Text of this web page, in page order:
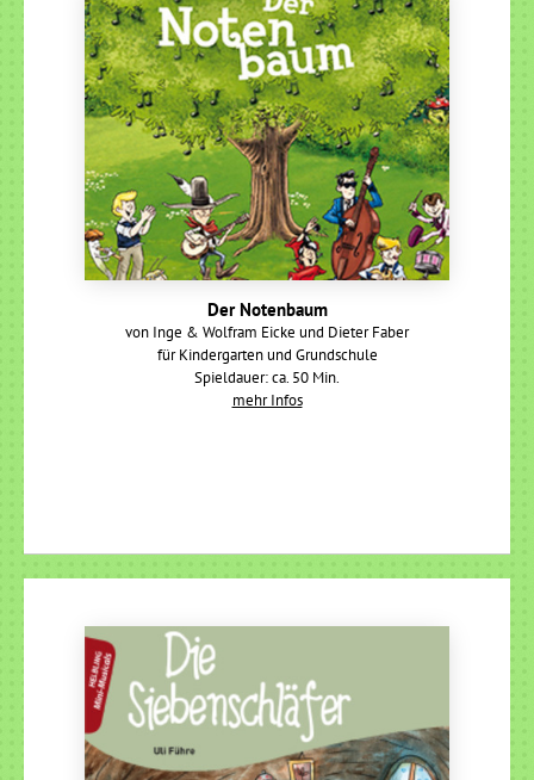
Der Notenbaum
von Inge & Wolfram Eicke und Dieter Faber
für Kindergarten und Grundschule
Spieldauer: ca. 50 Min.
mehr Infos